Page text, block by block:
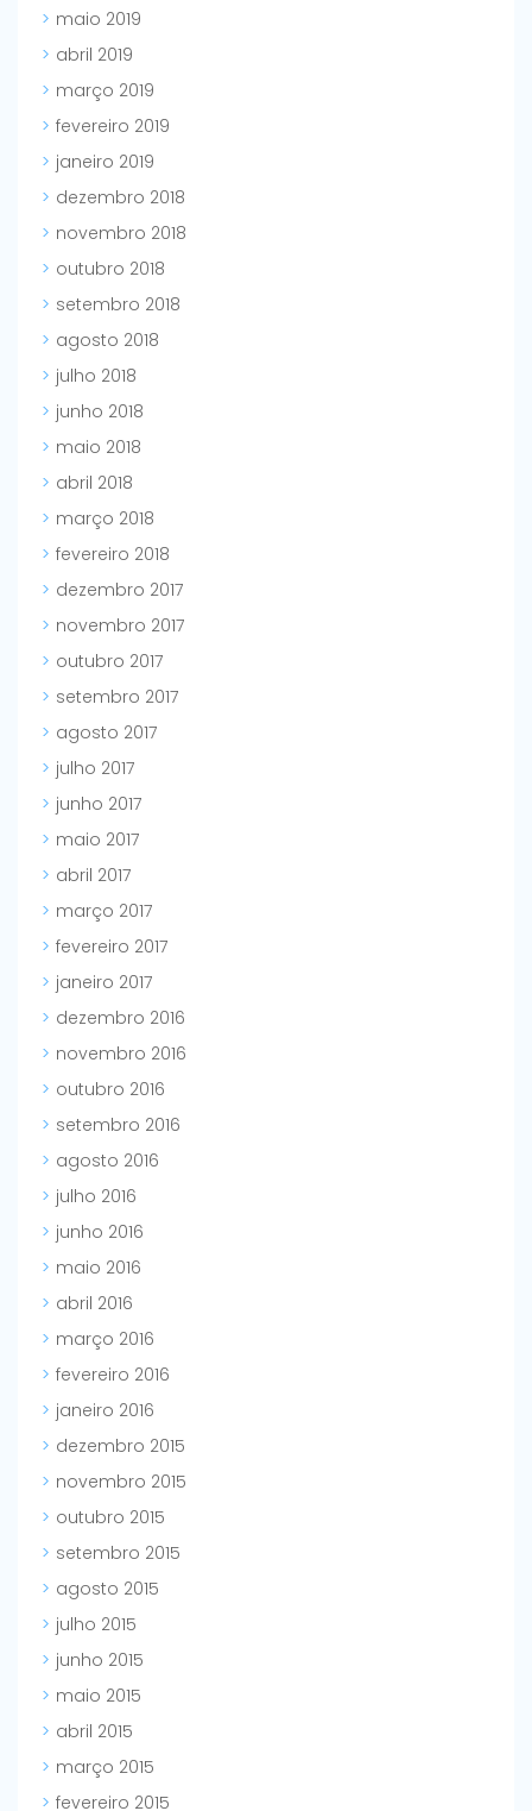
maio 2019
abril 2019
março 2019
fevereiro 2019
janeiro 2019
dezembro 2018
novembro 2018
outubro 2018
setembro 2018
agosto 2018
julho 2018
junho 2018
maio 2018
abril 2018
março 2018
fevereiro 2018
dezembro 2017
novembro 2017
outubro 2017
setembro 2017
agosto 2017
julho 2017
junho 2017
maio 2017
abril 2017
março 2017
fevereiro 2017
janeiro 2017
dezembro 2016
novembro 2016
outubro 2016
setembro 2016
agosto 2016
julho 2016
junho 2016
maio 2016
abril 2016
março 2016
fevereiro 2016
janeiro 2016
dezembro 2015
novembro 2015
outubro 2015
setembro 2015
agosto 2015
julho 2015
junho 2015
maio 2015
abril 2015
março 2015
fevereiro 2015